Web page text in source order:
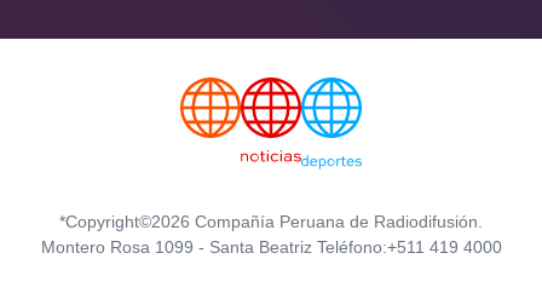
*Copyright©2026 Compañía Peruana de Radiodifusión.
Montero Rosa 1099 - Santa Beatriz Teléfono:+511 419 4000